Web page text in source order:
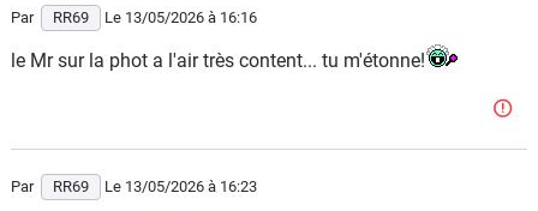
Par RR69 Le 13/05/2026 à 16:16
le Mr sur la phot a l'air très content... tu m'étonne!
Par RR69 Le 13/05/2026 à 16:23